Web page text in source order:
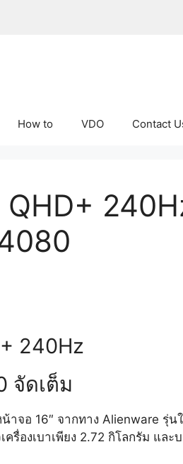
How to VDO Contact
240Hz
จัดเต็ม
าจอ 16″ จากทาง Alienware รุ่น
องเบาเพียง 2.72 กิโลกรัม และบ